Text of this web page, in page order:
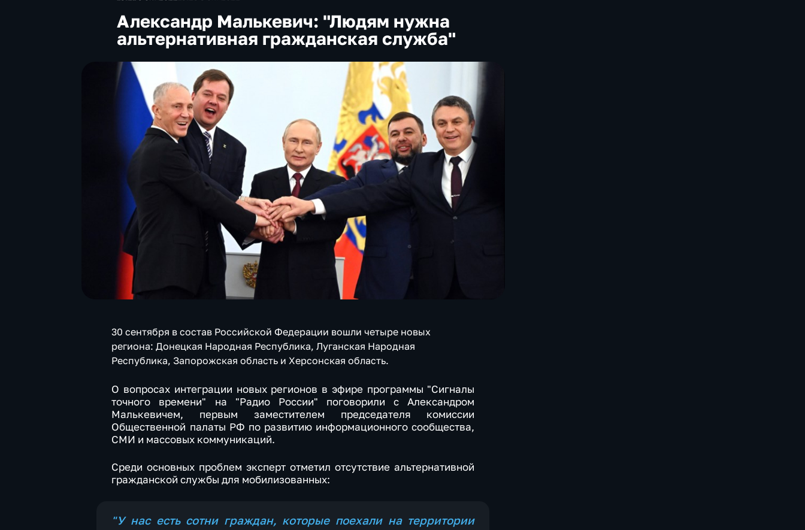
Александр Малькевич: "Людям нужна
альтернативная гражданская служба"
30 сентября в состав Российской Федерации вошли четыре новых
региона: Донецкая Народная Республика, Луганская Народная
Республика, Запорожская область и Херсонская область.
О вопросах интеграции новых регионов в эфире программы "Сигналы
точного времени" на "Радио России" поговорили с Александром
Малькевичем, первым заместителем председателя комиссии
Общественной палаты РФ по развитию информационного сообщества,
СМИ и массовых коммуникаций.
Среди основных проблем эксперт отметил отсутствие альтернативной
гражданской службы для мобилизованных:
"У нас есть сотни граждан, которые поехали на территории